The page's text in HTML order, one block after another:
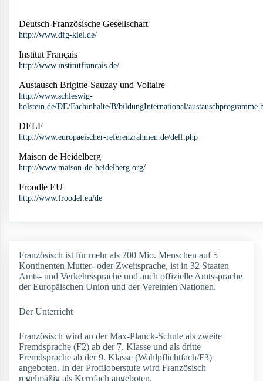
Deutsch-Französische Gesellschaft
http://www.dfg-kiel.de/
Institut Français
http://www.institutfrancais.de/
Austausch Brigitte-Sauzay und Voltaire
http://www.schleswig-
holstein.de/DE/Fachinhalte/B/bildungInternational/
DELF
http://www.europaeischer-referenzrahmen.de/delf.php
Maison de Heidelberg
http://www.maison-de-heidelberg.org/
Froodle EU
http://www.froodel.eu/de
Französisch ist für mehr als 200 Mio. Menschen auf 5
Kontinenten Mutter- oder Zweitsprache, ist in 32 Staaten
Amts- und Verkehrssprache und auch offizielle Amtssprache
der Europäischen Union und der Vereinten Nationen.
Der Unterricht
Französisch wird an der Max-Planck-Schule als zweite
Fremdsprache (F2) ab der 7. Klasse und als dritte
Fremdsprache ab der 9. Klasse (Wahlpflichtfach/F3)
angeboten. In der Profiloberstufe wird Französisch
regelmäßig als Kernfach angeboten.